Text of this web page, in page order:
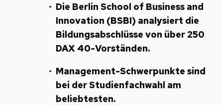
Die Berlin School of Business and
Innovation (BSBI) analysiert die
Bildungsabschlüsse von über 250
DAX 40-Vorständen.
Management-Schwerpunkte sind
bei der Studienfachwahl am
beliebtesten.